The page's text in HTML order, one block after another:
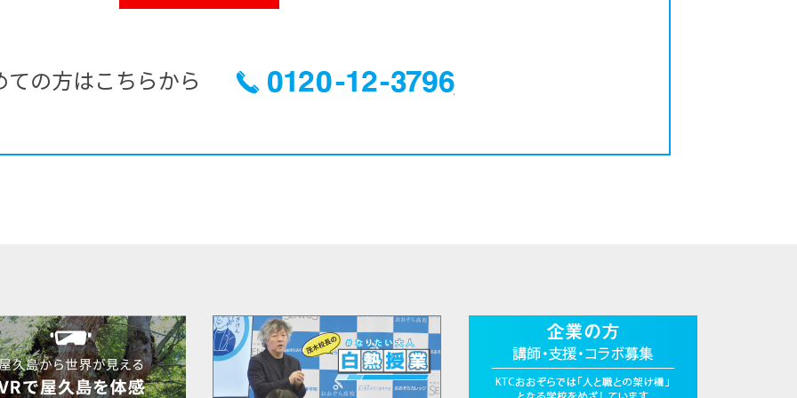
ての方はこちらから 0120-12-3796